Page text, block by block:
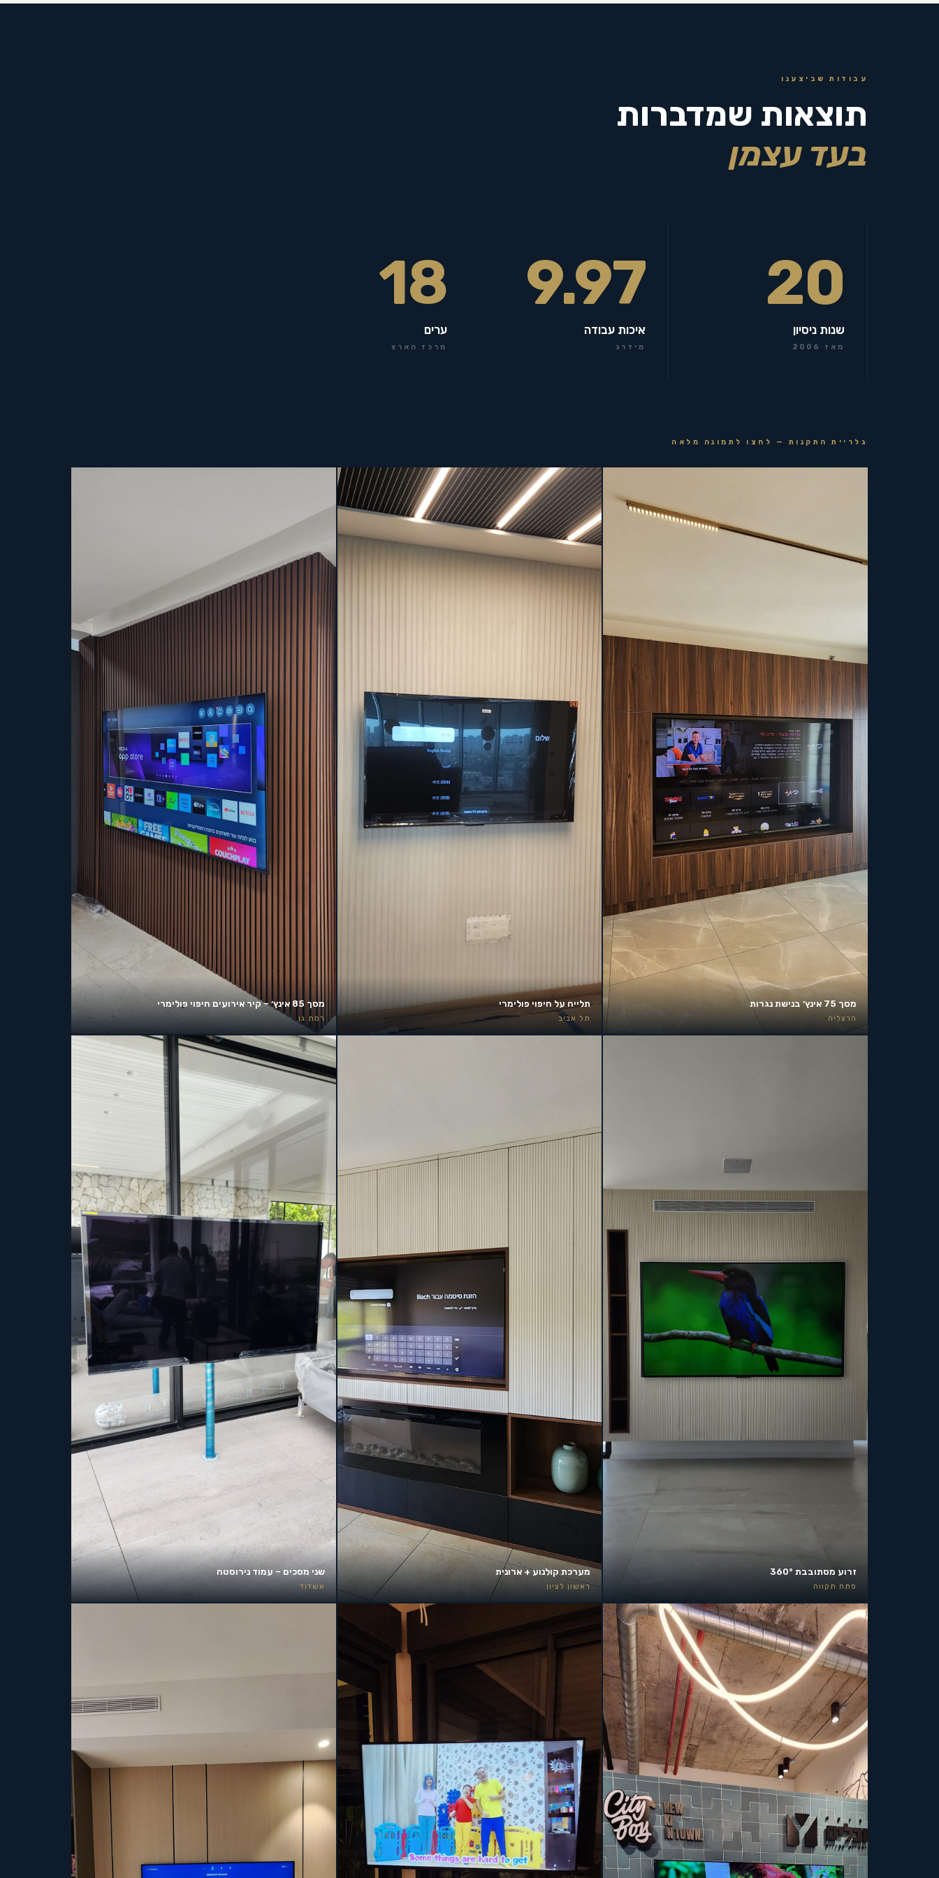
עבודות שביצענו
תוצאות שמדברות
בעד עצמן
20
שנות ניסיון
מאז 2006
9.97
איכות עבודה
מידרג
18
ערים
מרכז הארץ
גלריית התקנות — לחצו לתמונה מלאה
מסך 75 אינץ׳ בנישת נגרות
הרצליה
תלייה על חיפוי פולימרי
תל אביב
מסך 85 אינץ׳ – קיר אירועים חיפוי פולימרי
רמת גן
זרוע מסתובבת 360°
פתח תקווה
מערכת קולנוע + ארונית
ראשון לציון
שני מסכים – עמוד נירוסטה
אשדוד